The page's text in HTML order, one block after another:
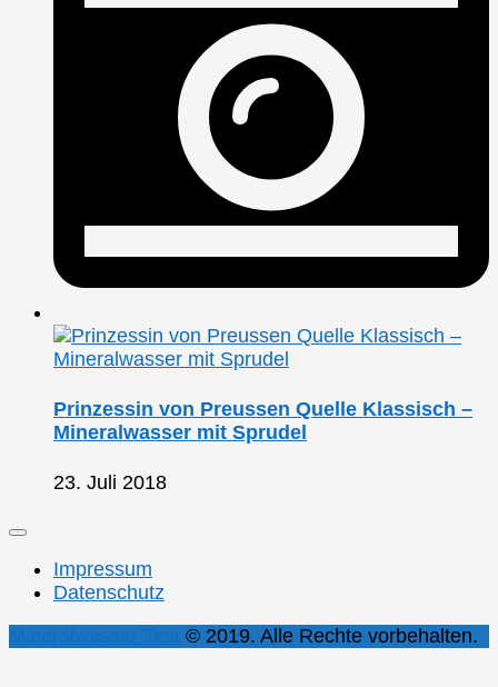
Prinzessin von Preussen Quelle Klassisch –
Mineralwasser mit Sprudel
23. Juli 2018
Impressum
Datenschutz
© 2019. Alle Rechte vorbehalten.